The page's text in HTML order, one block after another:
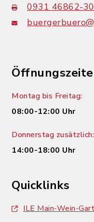
0931 46862-30
Montag bis Freitag:
08:00-12:00 Uhr
Donnerstag zusätzlich:
14:00-18:00 Uhr
Quicklinks
ILE Main-Wein-